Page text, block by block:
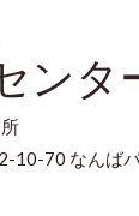
ンタ
10-70 なんば